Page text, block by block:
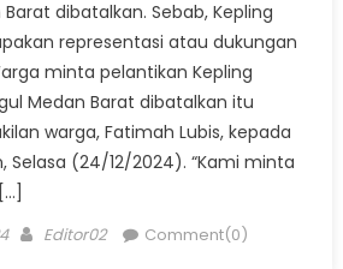
dibatalkan. Sebab, Kepling
representasi atau dukungan
minta pelantikan Kepling
Medan Barat dibatalkan itu
warga, Fatimah Lubis, kepada
Selasa (24/12/2024). “Kami minta
Author
Editor02 Comment(0)